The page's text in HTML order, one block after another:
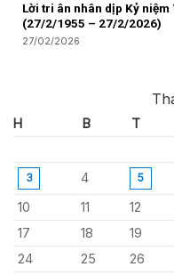
Lời tri ân nhân dịp Kỷ niệm
(27/2/1955 – 27/2/2026)
27/02/2026
H B T
3 4 5
10
11 12
17
18 19
24
25 26